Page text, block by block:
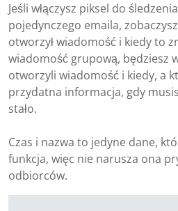
Jeśli włączysz piksel do
pojedynczego emaila,
otworzył wiadomość i kiedy to
wiadomość grupową, będziesz
otworzyli wiadomość i kiedy, a
przydatna informacja, gdy
stało.
Czas i nazwa to jedyne dane,
funkcja, więc nie narusza ona
odbiorców.